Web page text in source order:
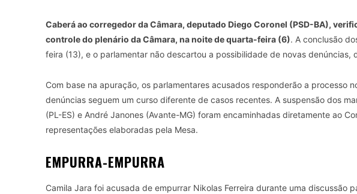
Caberá ao corregedor da Câmara, deputado Diego Coronel (PSD-BA),
controle do plenário da Câmara, na noite de quarta-feira (6). A conclusão
feira (13), e o parlamentar não descartou a possibilidade de novas denúncias,
Com base na apuração, os parlamentares acusados responderão a processo
denúncias seguem um curso diferente de casos recentes. A suspensão dos
(PL-ES) e André Janones (Avante-MG) foram encaminhadas diretamente ao
representações elaboradas pela Mesa.
EMPURRA-EMPURRA
Camila Jara foi acusada de empurrar Nikolas Ferreira durante uma discussão